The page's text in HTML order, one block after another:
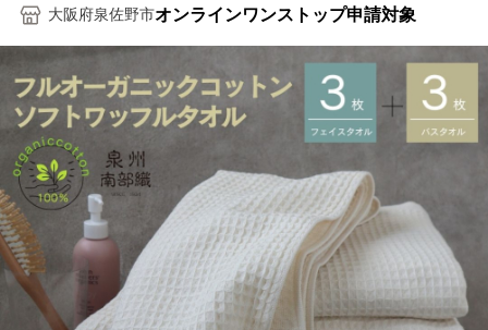
大阪府泉佐野市オンラインワンストップ申請対象